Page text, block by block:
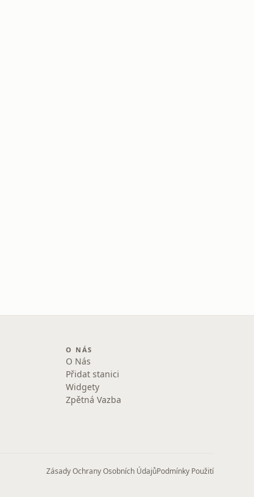
O NÁS
O Nás
Přidat stanici
Widgety
Zpětná Vazba
Zásady Ochrany Osobních ÚdajůPodmínky Použití